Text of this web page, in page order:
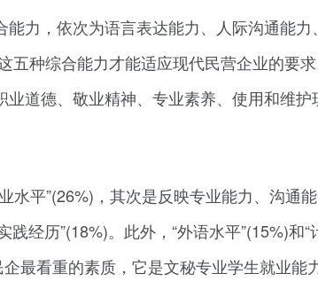
力，依次为语言表达能力、人际沟通能力
五种综合能力才能适应现代民营企业的要
道德、敬业精神、专业素养、使用和维护
水平”(26%)，其次是反映专业能力、沟通
经历”(18%)。此外，“外语水平”(15%)和“
最看重的素质，它是文秘专业学生就业能